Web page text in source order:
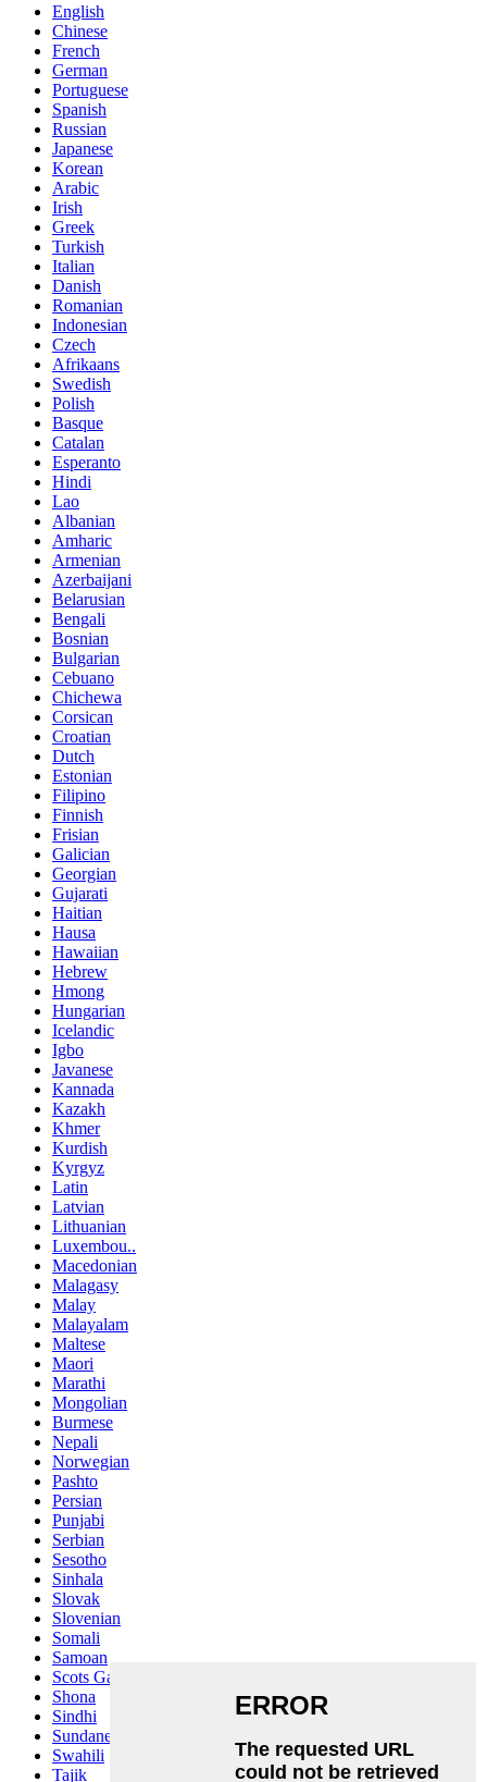
English
Chinese
French
German
Portuguese
Spanish
Russian
Japanese
Korean
Arabic
Irish
Greek
Turkish
Italian
Danish
Romanian
Indonesian
Czech
Afrikaans
Swedish
Polish
Basque
Catalan
Esperanto
Hindi
Lao
Albanian
Amharic
Armenian
Azerbaijani
Belarusian
Bengali
Bosnian
Bulgarian
Cebuano
Chichewa
Corsican
Croatian
Dutch
Estonian
Filipino
Finnish
Frisian
Galician
Georgian
Gujarati
Haitian
Hausa
Hawaiian
Hebrew
Hmong
Hungarian
Icelandic
Igbo
Javanese
Kannada
Kazakh
Khmer
Kurdish
Kyrgyz
Latin
Latvian
Lithuanian
Luxembou..
Macedonian
Malagasy
Malay
Malayalam
Maltese
Maori
Marathi
Mongolian
Burmese
Nepali
Norwegian
Pashto
Persian
Punjabi
Serbian
Sesotho
Sinhala
Slovak
Slovenian
Somali
Samoan
Scots Gaelic
Shona
Sindhi
Sundanese
Swahili
Tajik